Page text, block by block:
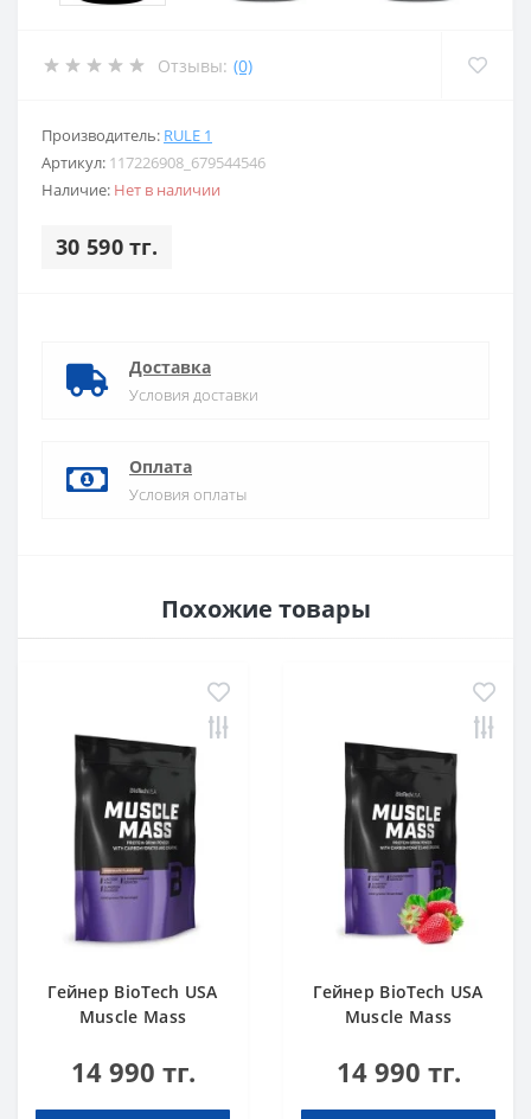
Отзывы: (0)
Производитель: RULE 1
Артикул: 117226908_679544546
Наличие: Нет в наличии
30 590 тг.
Доставка
Условия доставки
Оплата
Условия оплаты
Похожие товары
Гейнер BioTech USA
Muscle Mass
14 990 тг.
Гейнер BioTech USA
Muscle Mass
14 990 тг.